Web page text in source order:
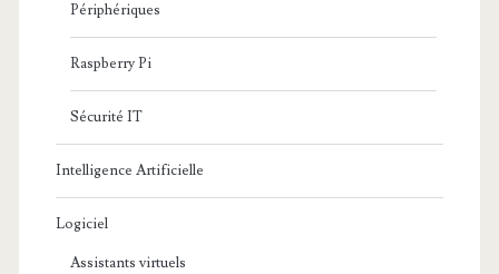
Périphériques
Raspberry Pi
Sécurité IT
Intelligence Artificielle
Logiciel
Assistants virtuels